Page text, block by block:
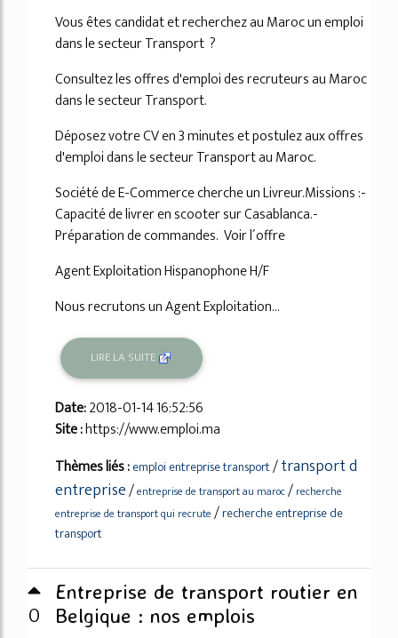
Vous êtes candidat et recherchez au Maroc un emploi
dans le secteur Transport ?
Consultez les offres d'emploi des recruteurs au Maroc
dans le secteur Transport.
Déposez votre CV en 3 minutes et postulez aux offres
d'emploi dans le secteur Transport au Maroc.
Société de E-Commerce cherche un Livreur.Missions :-
Capacité de livrer en scooter sur Casablanca.-
Préparation de commandes. Voir l´offre
Agent Exploitation Hispanophone H/F
Nous recrutons un Agent Exploitation...
LIRE LA SUITE
Date:2018-01-14 16:52:56
Site :https://www.emploi.ma
Thèmes liés :emploi entreprise transport/transport d
entreprise/entreprise de transport au maroc/ recherche
entreprise de transport qui recrute /recherche entreprise de
transport
0
Entreprise de transport routier en
Belgique : nos emplois